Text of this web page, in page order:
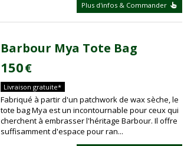
Plus d'infos & Commander
Barbour Mya Tote Bag
150€
Livraison gratuite*
Fabriqué à partir d'un patchwork de wax sèche, le
tote bag Mya est un incontournable pour ceux qui
cherchent à embrasser l'héritage Barbour. Il offre
suffisamment d'espace pour ran...